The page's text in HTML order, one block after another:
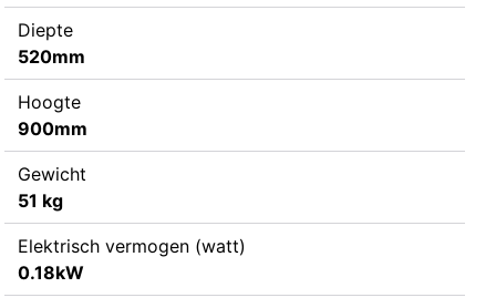
Diepte
520mm
Hoogte
900mm
Gewicht
51 kg
Elektrisch vermogen (watt)
0.18kW